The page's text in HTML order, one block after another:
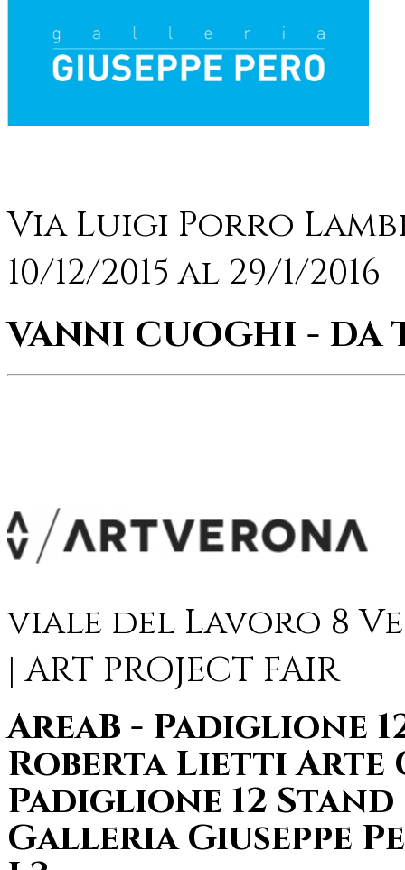
Via Luigi Porro
10/12/2015 al 29/1/2016
VANNI CUOGHI - DA
viale del Lavoro 8
| ART PROJECT FAIR
AreaB - Padiglione
Roberta Lietti Arte
Padiglione 12 Stand
Galleria Giuseppe